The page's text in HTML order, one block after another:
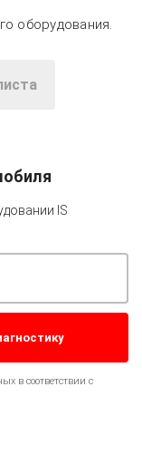
оборудования.
IS
в соответствии с